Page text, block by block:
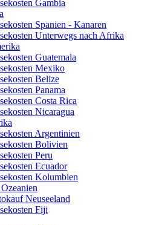
Gambia
Spanien - Kanaren
Unterwegs nach Afrika
Guatemala
Mexiko
Belize
Panama
Costa Rica
Nicaragua
Argentinien
Bolivien
Peru
Ecuador
Kolumbien
Neuseeland
Fiji